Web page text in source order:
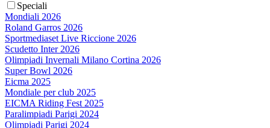
Speciali
Mondiali 2026
Roland Garros 2026
Sportmediaset Live Riccione 2026
Scudetto Inter 2026
Olimpiadi Invernali Milano Cortina 2026
Super Bowl 2026
Eicma 2025
Mondiale per club 2025
EICMA Riding Fest 2025
Paralimpiadi Parigi 2024
Olimpiadi Parigi 2024